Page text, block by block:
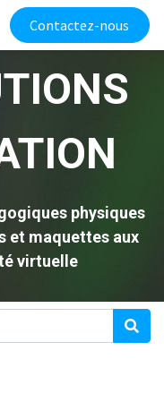
Contactez-nous
physiques
et maquettes aux
virtuelle